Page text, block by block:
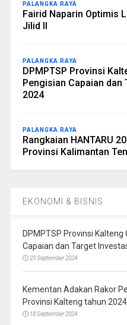
PALANGKA RAYA
Fairid Naparin Optimis
Jilid II
PALANGKA RAYA
DPMPTSP Provinsi
Pengisian Capaian dan
2024
PALANGKA RAYA
Rangkaian HANTARU
Provinsi Kalimantan
EKONOMI & BISNIS
DPMPTSP Provinsi
Capaian dan Target
23 September 2024
Kementan Adakan Rakor
Provinsi Kalteng tahun 2024
18 September 2024